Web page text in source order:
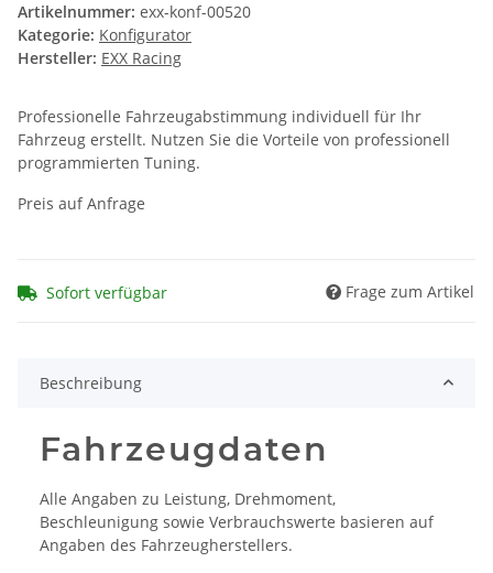
Artikelnummer: exx-konf-00520
Kategorie: Konfigurator
Hersteller: EXX Racing
Professionelle Fahrzeugabstimmung individuell für Ihr
Fahrzeug erstellt. Nutzen Sie die Vorteile von professionell
programmierten Tuning.
Preis auf Anfrage
Sofort verfügbar Frage zum Artikel
Beschreibung
Fahrzeugdaten
Alle Angaben zu Leistung, Drehmoment,
Beschleunigung sowie Verbrauchswerte basieren auf
Angaben des Fahrzeugherstellers.